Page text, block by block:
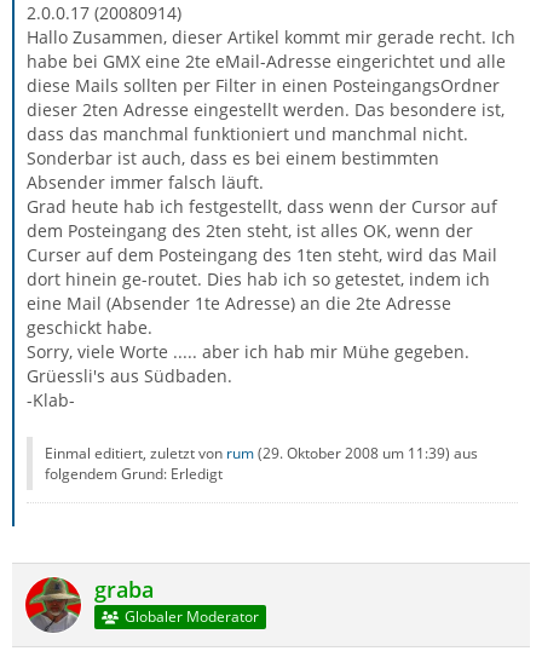
2.0.0.17 (20080914)
Hallo Zusammen, dieser Artikel kommt mir gerade recht. Ich
habe bei GMX eine 2te eMail-Adresse eingerichtet und alle
diese Mails sollten per Filter in einen PosteingangsOrdner
dieser 2ten Adresse eingestellt werden. Das besondere ist,
dass das manchmal funktioniert und manchmal nicht.
Sonderbar ist auch, dass es bei einem bestimmten
Absender immer falsch läuft.
Grad heute hab ich festgestellt, dass wenn der Cursor auf
dem Posteingang des 2ten steht, ist alles OK, wenn der
Curser auf dem Posteingang des 1ten steht, wird das Mail
dort hinein ge-routet. Dies hab ich so getestet, indem ich
eine Mail (Absender 1te Adresse) an die 2te Adresse
geschickt habe.
Sorry, viele Worte ..... aber ich hab mir Mühe gegeben.
Grüessli's aus Südbaden.
-Klab-
Einmal editiert, zuletzt von rum(29. Oktober 2008 um 11:39) aus
folgendem Grund: Erledigt
graba
Globaler Moderator